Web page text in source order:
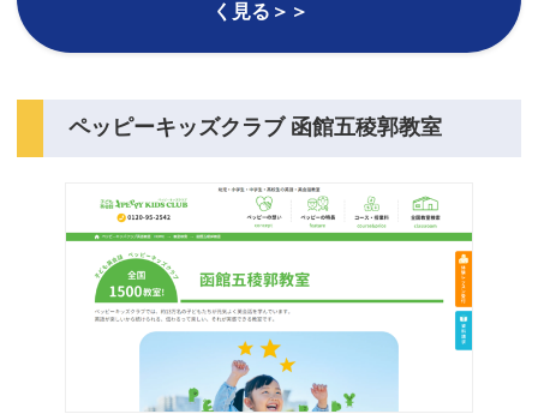
く見る＞＞
ペッピーキッズクラブ 函館五稜郭教室